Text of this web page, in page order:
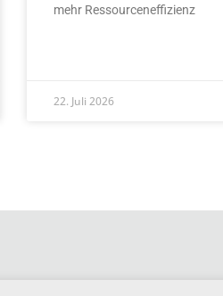
mehr Ressourceneffizienz
22. Juli 2026